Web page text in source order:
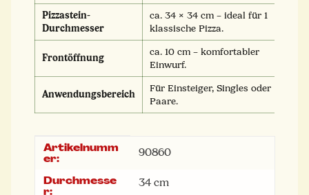
Pizzastein-
Durchmesser
ca. 34 × 34 cm – ideal für 1
klassische Pizza.
Frontöffnung
ca. 10 cm – komfortabler
Einwurf.
Anwendungsbereich
Für Einsteiger, Singles oder
Paare.
Produkteigenschaft
Wert
Artikelnumm
er:
90860
Durchmesse
r:
34 cm